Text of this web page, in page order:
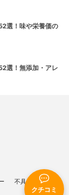
クチコミ
選！味や栄養価の
選！無添加・アレ
不具合報告